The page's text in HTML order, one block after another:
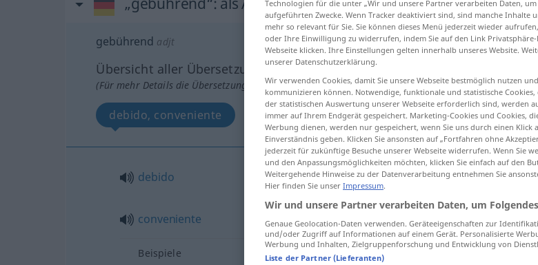
gebührend adjt
Übersicht aller Übersetzungen
(Für mehr Details die Übersetzung anklicken/antippen)
debido, conveniente
debido gebührend(≈
conveniente gebührend(≈
Beispiele
Technologien für die unter „Wir und unsere Partner verarbeiten Daten,
aufgeführten Zwecke. Wenn Tracker deaktiviert sind, sind manche Inhalte
mehr so relevant für Sie. Sie können dieses Menü jederzeit wieder
oder Ihre Einwilligung zu widerrufen, indem Sie auf den Link
Webseite klicken. Ihre Einstellungen gelten innerhalb unseres Website.
unserer Datenschutzerklärung.
Wir verwenden Cookies, damit Sie unsere Webseite bestmöglich nutzen
kommunizieren können. Notwendige, funktionale und statistische
der statistischen Auswertung unserer Webseite erforderlich sind, werden
immer auf Ihrem Endgerät gespeichert. Marketing-Cookies und Cookies,
Werbung dienen, werden nur gespeichert, wenn Sie uns durch einen Klick
Einverständnis geben. Klicken Sie ansonsten auf „Fortfahren ohne
jederzeit für zukünftige Besuche unserer Webseite widerrufen. Wenn Sie
und den Anpassungsmöglichkeiten möchten, klicken Sie einfach auf den
Weitergehende Hinweise zu der Datenverarbeitung entnehmen Sie
Hier finden Sie unser Impressum.
Wir und unsere Partner verarbeiten Daten, um
Genaue Geolocation-Daten verwenden. Geräteeigenschaften zur
und/oder Zugriff auf Informationen auf einem Gerät. Personalisierte
Werbung und Inhalten, Zielgruppenforschung und Entwicklung von
Liste der Partner (Lieferanten)